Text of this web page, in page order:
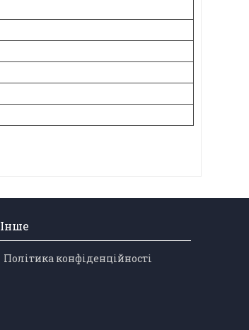
Інше
Політика конфіденційності